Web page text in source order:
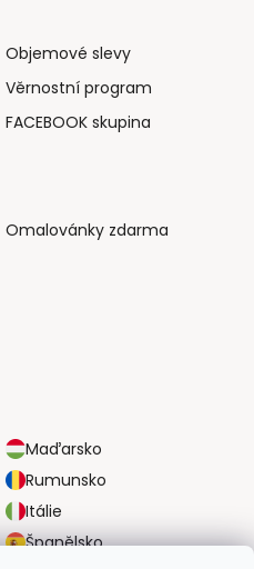
Maďarsko
Rumunsko
Itálie
Španělsko
Objemové slevy
Věrnostní program
FACEBOOK skupina
Omalovánky zdarma